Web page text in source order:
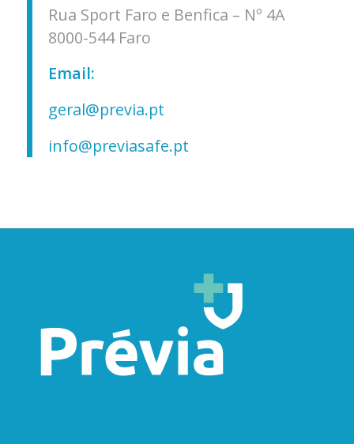
Rua Sport Faro e Benfica – Nº 4A
8000-544 Faro
Email:
geral@previa.pt
info@previasafe.pt